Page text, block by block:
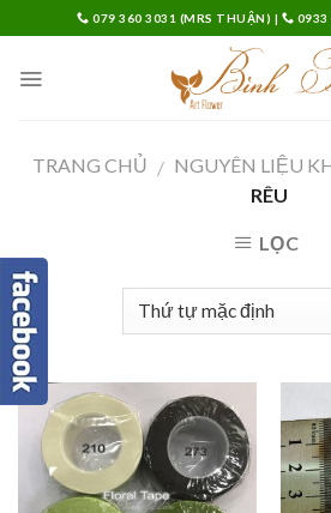
to
content
079 360 3031 (MRS THUẬN) | 0933
TRANG CHỦ / NGUYÊN LIỆU
RÊU
LỌC